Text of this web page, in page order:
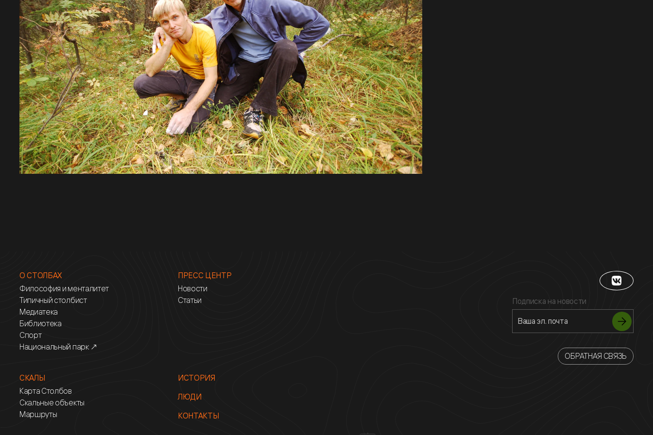
О СТОЛБАХ
Философия и менталитет
Типичный столбист
Медиатека
Библиотека
Спорт
Национальный парк ↗
ПРЕСС ЦЕНТР
Новости
Статьи
СКАЛЫ
Карта Столбов
Скальные объекты
Маршруты
ИСТОРИЯ
ЛЮДИ
КОНТАКТЫ
Подписка на новости
ОБРАТНАЯ СВЯЗЬ